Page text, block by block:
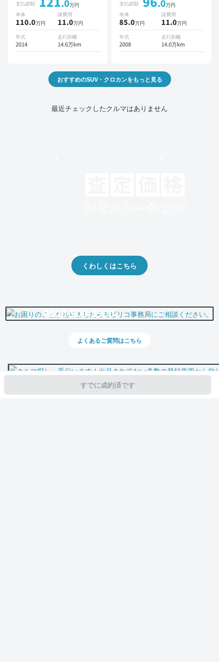
すでに成約済です
イブレコーダー
支払総額 .0万円
本体
110.0万円
諸費用
11.0万円
年式
2014
走行距離
14.6万km
ニター ドライブレコーダー
支払総額 .0万円
本体
85.0万円
諸費用
11.0万円
年式
2008
走行距離
14.0万km
おすすめのSUV・クロカンをもっと見る
最近チェックしたクルマはありません
くわしくはこちら
0800-500-5500
よくあるご質問はこちら